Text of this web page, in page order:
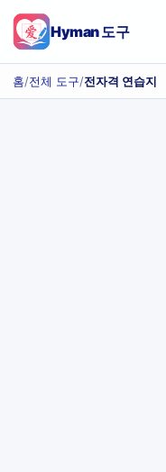
Hyman 도구
홈/전체 도구/전자격 연습지